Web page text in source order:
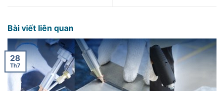
Bài viết liên quan
28
Th7